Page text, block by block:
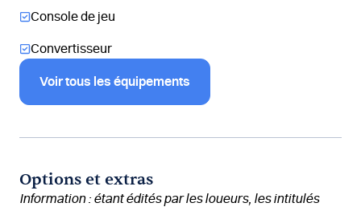
Console de jeu
Convertisseur
Voir tous les équipements
Options et extras
Information : étant édités par les loueurs, les intitulés